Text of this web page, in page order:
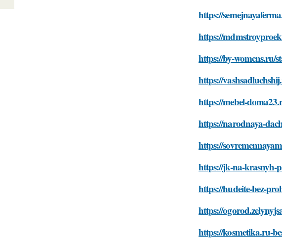
https://
https://
https://by-womens.ru/
https://
https://mebel-
https://narodnaya-
https://
https://jk-na-krasnyh-
https://hudeite-bez-
https://
https://kosmetika.ru-